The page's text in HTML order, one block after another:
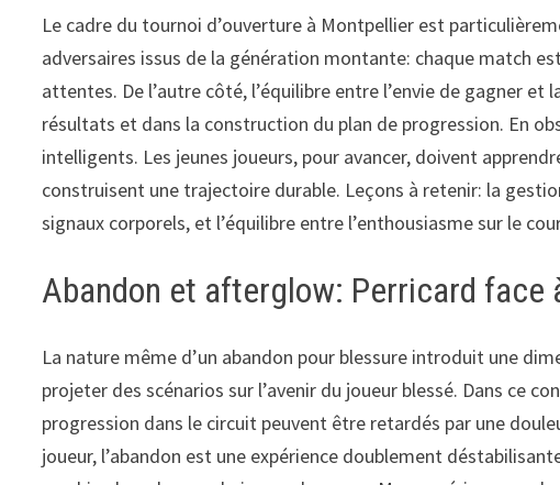
Le cadre du tournoi d’ouverture à Montpellier est
adversaires issus de la génération montante: chaque match
attentes. De l’autre côté, l’équilibre entre l’envie de gagner
résultats et dans la construction du plan de progression. En
intelligents. Les jeunes joueurs, pour avancer, doivent
construisent une trajectoire durable. Leçons à retenir: la
signaux corporels, et l’équilibre entre l’enthousiasme sur le
Abandon et afterglow: Perricard face
La nature même d’un abandon pour blessure introduit une
projeter des scénarios sur l’avenir du joueur blessé. Dans ce
progression dans le circuit peuvent être retardés par une
joueur, l’abandon est une expérience doublement